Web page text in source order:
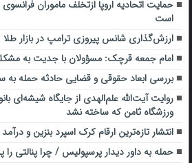
است
ارزش‌گذاری شانس پیروزی ترامپ در بازار طلا
امام جمعه قرچک: مسؤولان با جدیت به
بررسی ابعاد حقوقی و قضایی حادثه حمله به
روایت آیت‌الله علم‌الهدی از جایگاه شیشه‌ای
ورزشگاه ثامن که ساخته نشد
انتشار تازه‌ترین ارقام کرک اسپرد بنزین و
حمله به داور دیدار پرسپولیس / چرا پنالتی